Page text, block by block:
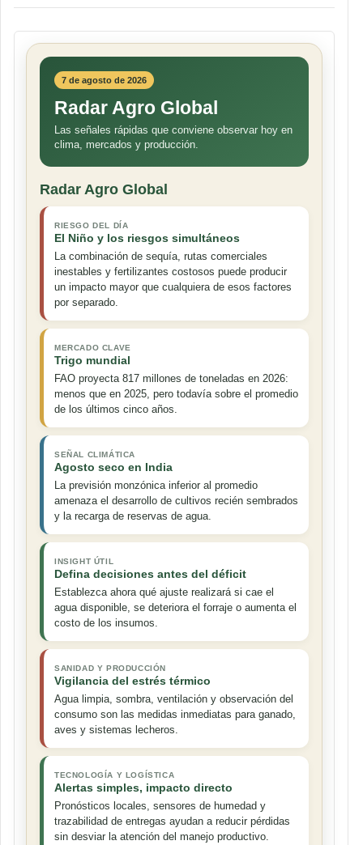
7 de agosto de 2026
Radar Agro Global
Las señales rápidas que conviene observar hoy en
clima, mercados y producción.
Radar Agro Global
RIESGO DEL DÍA
El Niño y los riesgos simultáneos
La combinación de sequía, rutas comerciales
inestables y fertilizantes costosos puede producir
un impacto mayor que cualquiera de esos factores
por separado.
MERCADO CLAVE
Trigo mundial
FAO proyecta 817 millones de toneladas en 2026:
menos que en 2025, pero todavía sobre el promedio
de los últimos cinco años.
SEÑAL CLIMÁTICA
Agosto seco en India
La previsión monzónica inferior al promedio
amenaza el desarrollo de cultivos recién sembrados
y la recarga de reservas de agua.
INSIGHT ÚTIL
Defina decisiones antes del déficit
Establezca ahora qué ajuste realizará si cae el
agua disponible, se deteriora el forraje o aumenta el
costo de los insumos.
SANIDAD Y PRODUCCIÓN
Vigilancia del estrés térmico
Agua limpia, sombra, ventilación y observación del
consumo son las medidas inmediatas para ganado,
aves y sistemas lecheros.
TECNOLOGÍA Y LOGÍSTICA
Alertas simples, impacto directo
Pronósticos locales, sensores de humedad y
trazabilidad de entregas ayudan a reducir pérdidas
sin desviar la atención del manejo productivo.